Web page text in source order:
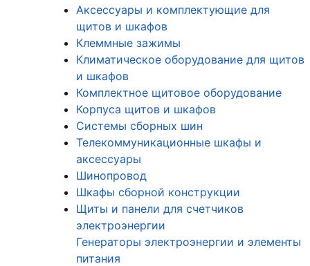
Аксессуары и комплектующие для
щитов и шкафов
Клеммные зажимы
Климатическое оборудование для щитов
и шкафов
Комплектное щитовое оборудование
Корпуса щитов и шкафов
Системы сборных шин
Телекоммуникационные шкафы и
аксессуары
Шинопровод
Шкафы сборной конструкции
Щиты и панели для счетчиков
электроэнергии
Генераторы электроэнергии и элементы
питания